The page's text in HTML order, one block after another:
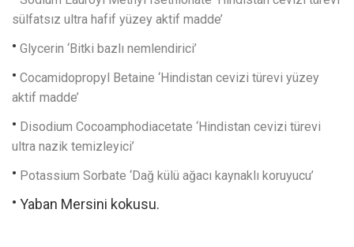
sülfatsız ultra hafif yüzey aktif madde’
Glycerin ‘Bitki bazlı nemlendirici’
Cocamidopropyl Betaine ‘Hindistan cevizi türevi yüzey
aktif madde’
Disodium Cocoamphodiacetate ‘Hindistan cevizi türevi
ultra nazik temizleyici’
Potassium Sorbate ‘Dağ külü ağacı kaynaklı koruyucu’
Yaban Mersini kokusu.